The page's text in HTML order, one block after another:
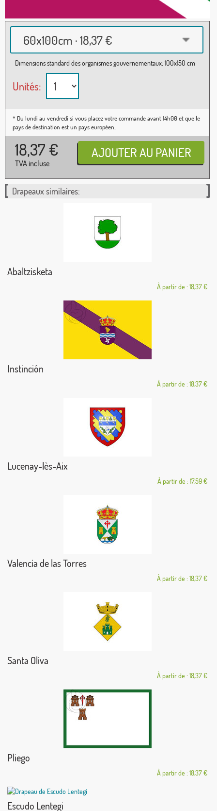
60x100cm · 18,37 €
Dimensions standard des organismes gouvernementaux: 100x150 cm
Unités:
* Du lundi au vendredi si vous placez votre commande avant 14h00 et que le
pays de destination est un pays européen..
18,37 €
TVA incluse
Drapeaux similaires:
Abaltzisketa
À partir de : 18,37 €
Instinción
À partir de : 18,37 €
Lucenay-lès-Aix
À partir de : 17,59 €
Valencia de las Torres
À partir de : 18,37 €
Santa Oliva
À partir de : 18,37 €
Pliego
À partir de : 18,37 €
Escudo Lentegi